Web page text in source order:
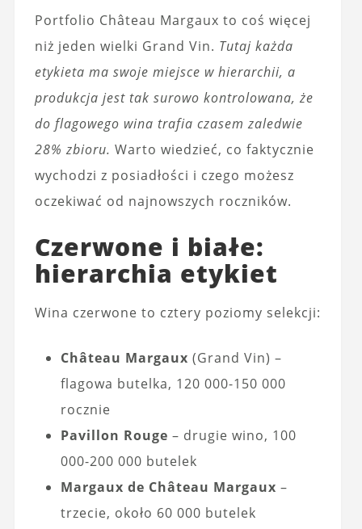
Portfolio Château Margaux to coś więcej
niż jeden wielki Grand Vin. Tutaj każda
etykieta ma swoje miejsce w hierarchii, a
produkcja jest tak surowo kontrolowana, że
do flagowego wina trafia czasem zaledwie
28% zbioru. Warto wiedzieć, co faktycznie
wychodzi z posiadłości i czego możesz
oczekiwać od najnowszych roczników.
Czerwone i białe:
hierarchia etykiet
Wina czerwone to cztery poziomy selekcji:
Château Margaux (Grand Vin) –
flagowa butelka, 120 000-150 000
rocznie
Pavillon Rouge – drugie wino, 100
000-200 000 butelek
Margaux de Château Margaux –
trzecie, około 60 000 butelek